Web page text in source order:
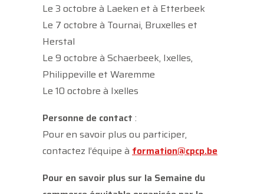
Le 3 octobre à Laeken et à Etterbeek
Le 7 octobre à Tournai, Bruxelles et
Herstal
Le 9 octobre à Schaerbeek, Ixelles,
Philippeville et Waremme
Le 10 octobre à Ixelles
Personne de contact :
Pour en savoir plus ou participer,
contactez l’équipe à formation@cpcp.be
Pour en savoir plus sur la Semaine du